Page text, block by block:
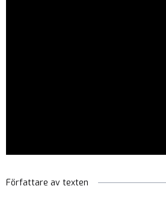
Författare av texten